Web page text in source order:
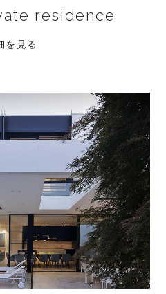
residence
を見る